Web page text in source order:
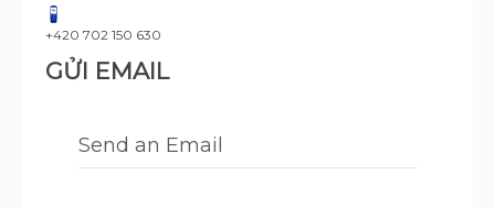
+420 702 150 630
GỬI EMAIL
Send an Email